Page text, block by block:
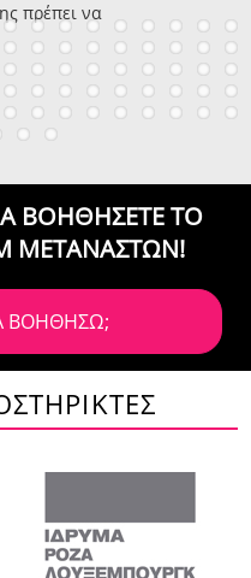
πρέπει να
ΒΟΗΘΗΣΕΤΕΤΟ
ΜΕΤΑΝΑΣΤΩΝ!
ΒΟΗΘΗΣΩ;